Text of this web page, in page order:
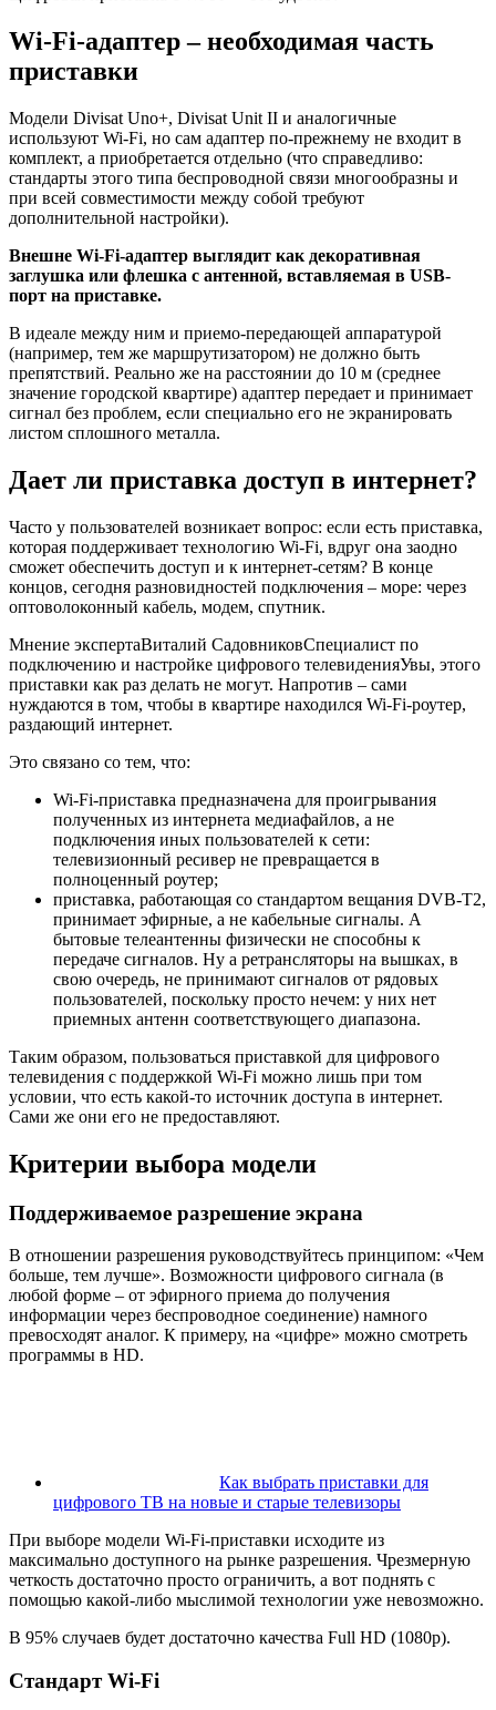
Wi-Fi-адаптер – необходимая часть
приставки
Модели Divisat Uno+, Divisat Unit II и аналогичные
используют Wi-Fi, но сам адаптер по-прежнему не входит в
комплект, а приобретается отдельно (что справедливо:
стандарты этого типа беспроводной связи многообразны и
при всей совместимости между собой требуют
дополнительной настройки).
Внешне Wi-Fi-адаптер выглядит как декоративная
заглушка или флешка с антенной, вставляемая в USB-
порт на приставке.
В идеале между ним и приемо-передающей аппаратурой
(например, тем же маршрутизатором) не должно быть
препятствий. Реально же на расстоянии до 10 м (среднее
значение городской квартире) адаптер передает и принимает
сигнал без проблем, если специально его не экранировать
листом сплошного металла.
Дает ли приставка доступ в интернет?
Часто у пользователей возникает вопрос: если есть приставка,
которая поддерживает технологию Wi-Fi, вдруг она заодно
сможет обеспечить доступ и к интернет-сетям? В конце
концов, сегодня разновидностей подключения – море: через
оптоволоконный кабель, модем, спутник.
Мнение экспертаВиталий СадовниковСпециалист по
подключению и настройке цифрового телевиденияУвы, этого
приставки как раз делать не могут. Напротив – сами
нуждаются в том, чтобы в квартире находился Wi-Fi-роутер,
раздающий интернет.
Это связано со тем, что:
Wi-Fi-приставка предназначена для проигрывания
полученных из интернета медиафайлов, а не
подключения иных пользователей к сети:
телевизионный ресивер не превращается в
полноценный роутер;
приставка, работающая со стандартом вещания DVB-T2,
принимает эфирные, а не кабельные сигналы. А
бытовые телеантенны физически не способны к
передаче сигналов. Ну а ретрансляторы на вышках, в
свою очередь, не принимают сигналов от рядовых
пользователей, поскольку просто нечем: у них нет
приемных антенн соответствующего диапазона.
Таким образом, пользоваться приставкой для цифрового
телевидения с поддержкой Wi-Fi можно лишь при том
условии, что есть какой-то источник доступа в интернет.
Сами же они его не предоставляют.
Критерии выбора модели
Поддерживаемое разрешение экрана
В отношении разрешения руководствуйтесь принципом: «Чем
больше, тем лучше». Возможности цифрового сигнала (в
любой форме – от эфирного приема до получения
информации через беспроводное соединение) намного
превосходят аналог. К примеру, на «цифре» можно смотреть
программы в HD.
Как выбрать приставки для
цифрового ТВ на новые и старые телевизоры
При выборе модели Wi-Fi-приставки исходите из
максимально доступного на рынке разрешения. Чрезмерную
четкость достаточно просто ограничить, а вот поднять с
помощью какой-либо мыслимой технологии уже невозможно.
В 95% случаев будет достаточно качества Full HD (1080p).
Стандарт Wi-Fi